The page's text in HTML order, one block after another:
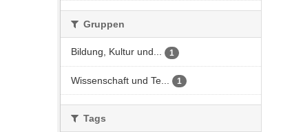
Gruppen
Bildung, Kultur und... 1
Wissenschaft und Te... 1
Tags